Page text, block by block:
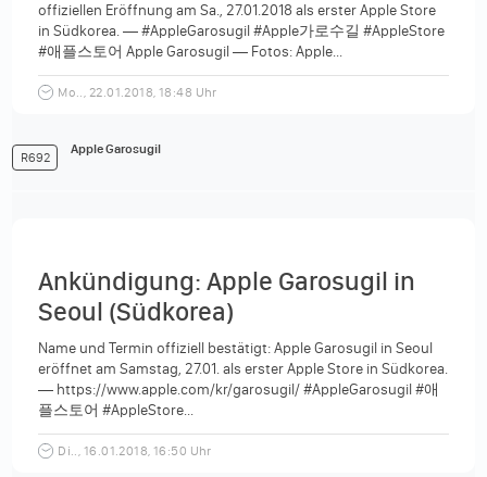
offiziellen Eröffnung am Sa., 27.01.2018 als erster Apple Store
in Südkorea. — #AppleGarosugil #Apple가로수길 #AppleStore
#애플스토어 Apple Garosugil — Fotos: Apple...
Mo.., 22.01.2018, 18:48 Uhr
R692
Apple Garosugil
Ankündigung: Apple Garosugil in
Seoul (Südkorea)
Name und Termin offiziell bestätigt: Apple Garosugil in Seoul
eröffnet am Samstag, 27.01. als erster Apple Store in Südkorea.
— https://www.apple.com/kr/garosugil/ #AppleGarosugil #애
플스토어 #AppleStore...
Di.., 16.01.2018, 16:50 Uhr